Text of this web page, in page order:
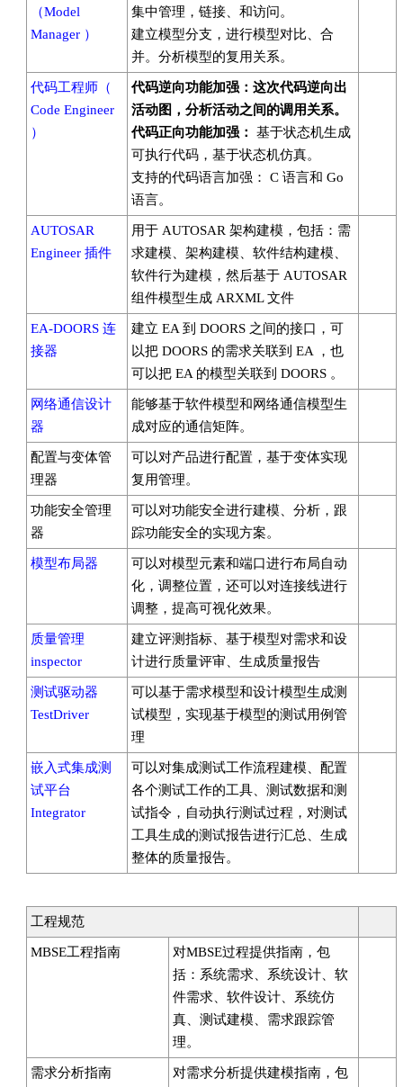
（Model
Manager ）
集中管理，链接、和访问。
建立模型分支，进行模型对比、合
并。分析模型的复用关系。
代码工程师（
Code Engineer
）
代码逆向功能加强：这次代码逆向出
活动图，分析活动之间的调用关系。
代码正向功能加强： 基于状态机生成
可执行代码，基于状态机仿真。
支持的代码语言加强： C 语言和 Go
语言。
AUTOSAR
Engineer 插件
用于 AUTOSAR 架构建模，包括：需
求建模、架构建模、软件结构建模、
软件行为建模，然后基于 AUTOSAR
组件模型生成 ARXML 文件
EA-DOORS 连
接器
建立 EA 到 DOORS 之间的接口，可
以把 DOORS 的需求关联到 EA ，也
可以把 EA 的模型关联到 DOORS 。
网络通信设计
器
能够基于软件模型和网络通信模型生
成对应的通信矩阵。
配置与变体管
理器
可以对产品进行配置，基于变体实现
复用管理。
功能安全管理
器
可以对功能安全进行建模、分析，跟
踪功能安全的实现方案。
模型布局器
可以对模型元素和端口进行布局自动
化，调整位置，还可以对连接线进行
调整，提高可视化效果。
质量管理
inspector
建立评测指标、基于模型对需求和设
计进行质量评审、生成质量报告
测试驱动器
TestDriver
可以基于需求模型和设计模型生成测
试模型，实现基于模型的测试用例管
理
嵌入式集成测
试平台
Integrator
可以对集成测试工作流程建模、配置
各个测试工作的工具、测试数据和测
试指令，自动执行测试过程，对测试
工具生成的测试报告进行汇总、生成
整体的质量报告。
工程规范
MBSE工程指南
对MBSE过程提供指南，包
括：系统需求、系统设计、软
件需求、软件设计、系统仿
真、测试建模、需求跟踪管
理。
需求分析指南 对需求分析提供建模指南，包